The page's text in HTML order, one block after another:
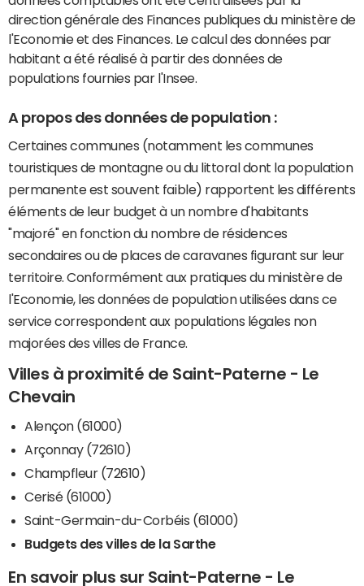
direction générale des Finances publiques du ministère de
l'Economie et des Finances. Le calcul des données par
habitant a été réalisé à partir des données de
populations fournies par l'Insee.
A propos des données de population :
Certaines communes (notamment les communes
touristiques de montagne ou du littoral dont la population
permanente est souvent faible) rapportent les différents
éléments de leur budget à un nombre d'habitants
"majoré" en fonction du nombre de résidences
secondaires ou de places de caravanes figurant sur leur
territoire. Conformément aux pratiques du ministère de
l'Economie, les données de population utilisées dans ce
service correspondent aux populations légales non
majorées des villes de France.
Villes à proximité de Saint-Paterne - Le
Chevain
Alençon (61000)
Arçonnay (72610)
Champfleur (72610)
Cerisé (61000)
Saint-Germain-du-Corbéis (61000)
Budgets des villes de la Sarthe
En savoir plus sur Saint-Paterne - Le